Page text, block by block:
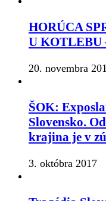
HORÚCA
U KOTLEBU
20. novembra
ŠOK:
Slovensko.
krajina je v
3. októbra 2017